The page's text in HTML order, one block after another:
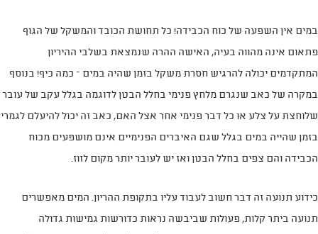
במים אין השפעה של כוח הכבידה! כל תחושת הכובד והמשקל של הגוף
פתאום אינה מהווה בעיה, האישה ההרה שנמצאת בשלבי ההיריון
המתקדמים יכולה להרגיש חסרת משקל בזמן שהיה במים – כמה כיף! בנוסף
במקרה של כאב שנגרם מלחץ פנימי בחלל הבטן לדוגמה בגלל עקב של עובר
שלוחצת על צלע או כל דבר פנימי אחר אצל האם, כאב זה יכול להיעלם לגמרי
בזמן שהייה במים בגלל שגם האיברים הפנימיים אינם מושפעים מכוח
הכבידה והם צפים בחלל הבטן ואז יש לעובר יותר מקום לזוז.
כידוע תנועה זה דבר חשוב לעבוד עליו בתקופת ההריון. המים מאפשרים
תנועה ביתר קלות, פעולות שביבשה נראות כדורשות גמישות גדולה